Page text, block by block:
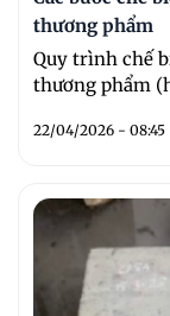
thương phẩm
Quy trình chế
thương phẩm
22/04/2026 - 08:45